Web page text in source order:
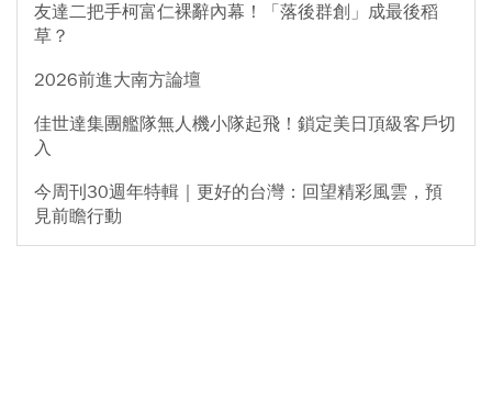
友達二把手柯富仁裸辭內幕！「落後群創」成最後稻
草？
2026前進大南方論壇
佳世達集團艦隊無人機小隊起飛！鎖定美日頂級客戶切
入
今周刊30週年特輯｜更好的台灣：回望精彩風雲，預
見前瞻行動